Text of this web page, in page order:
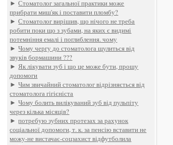
►Стоматолог загальної практики може
прибрати миш'як і поставити пломбу?
►Стоматолог вирішив, що нічого не треба
робити поки що з зубами, на яких є видимі
потемніння емалі і поглиблення. чому
►Чому чергу до стоматолога щулиться від
звуків бормашини ???
►Як лікувати зуб і що це може бути, прошу
допомоги
►Чим звичайний стоматолог відрізняється від
стоматолога гігієніста
►Чому болить вилікуваний зуб від пульпіту
через кілька місяців?
►потребую зубних протезах за рахунок
соціальної допомоги, т. к. за пенсію вставити не
можу-не вистачає-соцзахист відфутболила